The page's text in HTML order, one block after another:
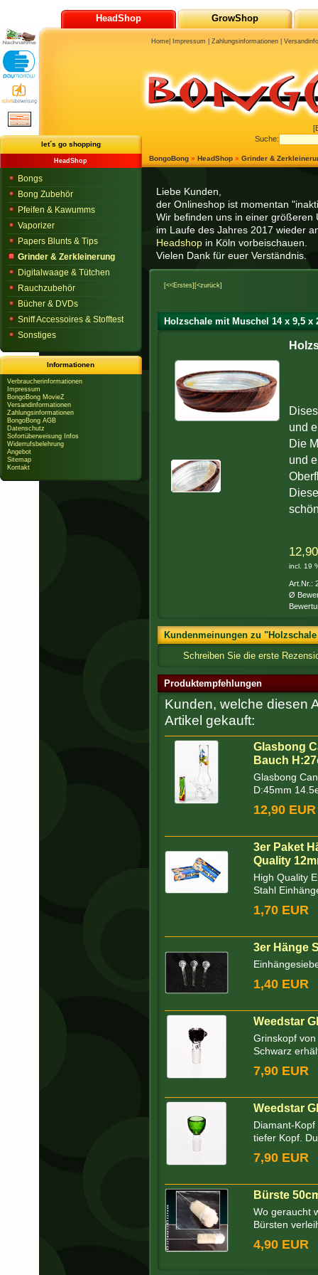
Liebe Kunden,
der Onlineshop ist momentan
Wir befinden uns in einer größeren
im Laufe des Jahres 2017 wieder
Headshop in Köln vorbeischauen.
Vielen Dank für euer Verständnis.
[<<Erstes] [<zurück]
Holzschale mit Muschel 14 x 9,5 x
und
Die
und
incl. 19
Art.Nr.:
Ø
Kundenmeinungen zu
Schreiben Sie die erste
Produktempfehlungen
Kunden, welche diesen
Artikel gekauft:
Glasbong
Bauch
Glasbong
D:45mm
12,90 EUR
3er Paket
Quality
High Quality
Stahl
1,70 EUR
3er Hänge
1,40 EUR
Weedstar
Grinskopf
Schwarz
7,90 EUR
Weedstar
Diamant-
tiefer Kopf.
7,90 EUR
Bürste
Wo geraucht
Bürsten
4,90 EUR
BongoBong » HeadShop » Grinder &
let´s go shopping
HeadShop
Bongs
Bong Zubehör
Pfeifen & Kawumms
Vaporizer
Papers Blunts & Tips
Grinder & Zerkleinerung
Digitalwaage & Tütchen
Rauchzubehör
Bücher & DVDs
Sniff Accessoires & Stofftest
Sonstiges
Informationen
Verbraucherinformationen
Impressum
BongoBong MovieZ
Versandinformationen
Zahlungsinformationen
BongoBong AGB
Datenschutz
Sofortüberweisung Infos
Widerrufsbelehrung
Angebot
Sitemap
Kontakt
HeadShop GrowShop
Suche:
Home Impressum |Zahlungsinformationen |